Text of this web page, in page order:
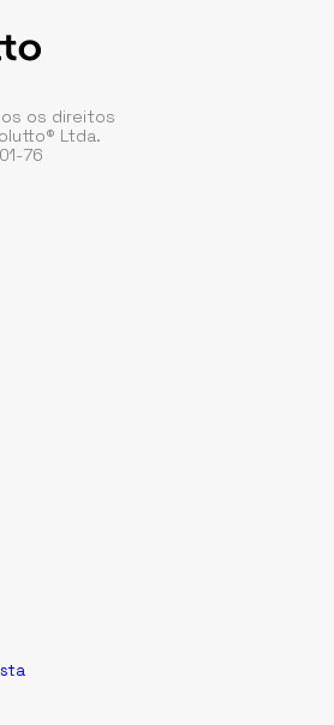
os direitos
Ltda.
76